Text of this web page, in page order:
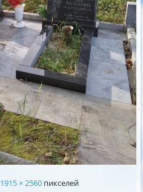
1915 × 2560пикселей